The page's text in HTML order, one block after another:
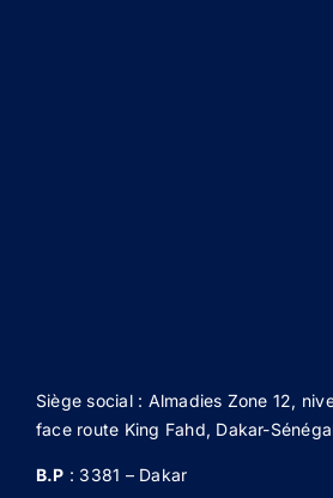
Siège social : Almadies Zone 12,
face route King Fahd, Dakar-
B.P : 3381 – Dakar